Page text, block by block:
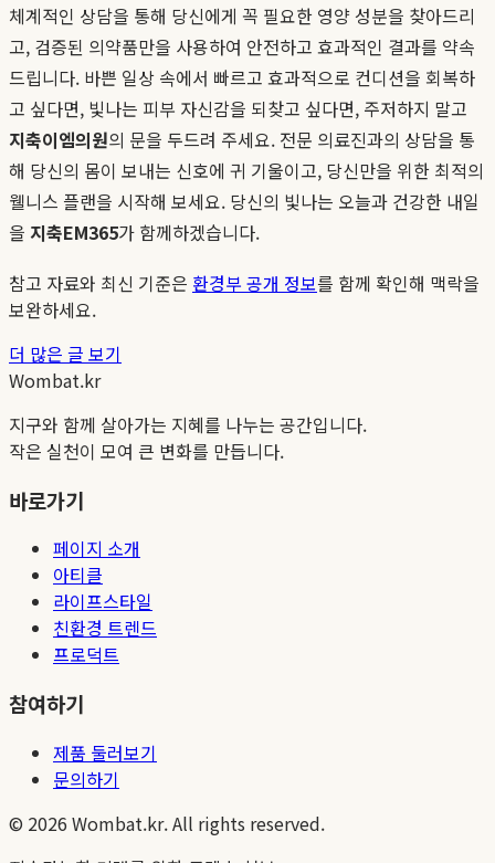
체계적인 상담을 통해 당신에게 꼭 필요한 영양 성분을 찾아드리
고, 검증된 의약품만을 사용하여 안전하고 효과적인 결과를 약속
드립니다. 바쁜 일상 속에서 빠르고 효과적으로 컨디션을 회복하
고 싶다면, 빛나는 피부 자신감을 되찾고 싶다면, 주저하지 말고
지축이엠의원의 문을 두드려 주세요. 전문 의료진과의 상담을 통
해 당신의 몸이 보내는 신호에 귀 기울이고, 당신만을 위한 최적의
웰니스 플랜을 시작해 보세요. 당신의 빛나는 오늘과 건강한 내일
을 지축EM365가 함께하겠습니다.
참고 자료와 최신 기준은 환경부 공개 정보를 함께 확인해 맥락을
보완하세요.
더 많은 글 보기
Wombat.kr
지구와 함께 살아가는 지혜를 나누는 공간입니다.
작은 실천이 모여 큰 변화를 만듭니다.
바로가기
페이지 소개
아티클
라이프스타일
친환경 트렌드
프로덕트
참여하기
제품 둘러보기
문의하기
© 2026 Wombat.kr. All rights reserved.